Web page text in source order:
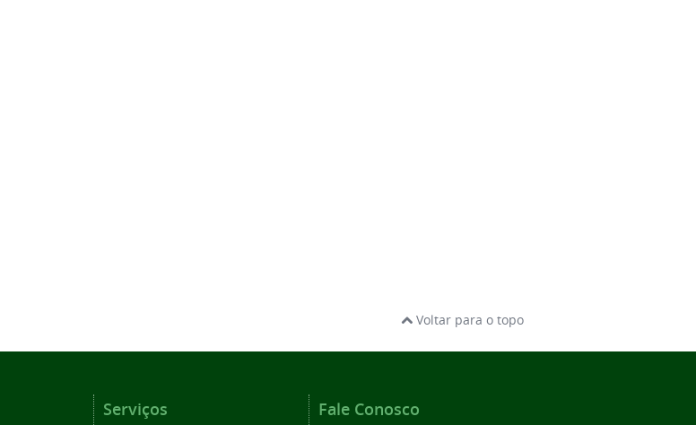
Voltar para o topo
Serviços Fale Conosco